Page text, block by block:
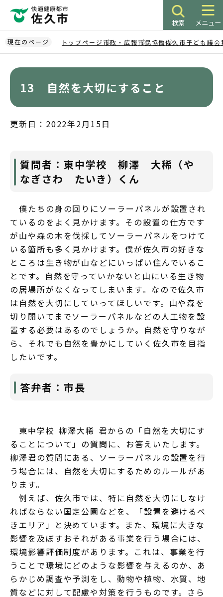
ペ
ー
ジ
検索 メニュー
現在のページ トップページ 市政・広報市民協働佐久市子ども議会
13 自然を大切にすること
更新日：2022年2月15日
質問者：東中学校 柳澤 大稀（や
なぎさわ たいき）くん
僕たちの身の回りにソーラーパネルが設置され
ているのをよく見かけます。その設置の仕方です
が山や森の木を伐採してソーラーパネルをつけて
いる箇所も多く見かけます。僕が佐久市の好きな
ところは生き物が山などにいっぱい住んでいるこ
とです。自然を守っていかないと山にいる生き物
の居場所がなくなってしまいます。なので佐久市
は自然を大切にしていってほしいです。山や森を
切り開いてまでソーラーパネルなどの人工物を設
置する必要はあるのでしょうか。自然を守りなが
ら、それでも自然を豊かにしていく佐久市を目指
したいです。
答弁者：市長
東中学校 柳澤大稀 君からの「自然を大切にす
ることについて」の質問に、お答えいたします。
柳澤君の質問にある、ソーラーパネルの設置を行
う場合には、自然を大切にするためのルールがあ
ります。
例えば、佐久市では、特に自然を大切にしなけ
ればならない国定公園などを、「設置を避けるべ
きエリア」と決めています。また、環境に大きな
影響を及ぼすおそれがある事業を行う場合には、
環境影響評価制度があります。これは、事業を行
うことで環境にどのような影響を与えるのか、あ
らかじめ調査や予測をし、動物や植物、水質、地
質などに対して配慮や対策を行うものです。さら